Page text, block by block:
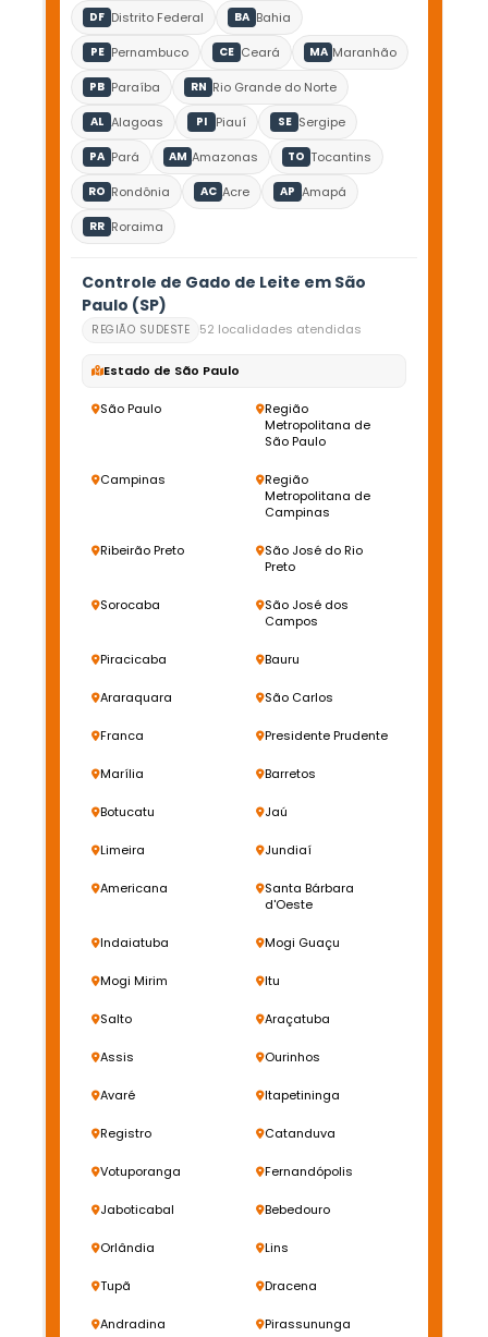
DF Distrito Federal BA Bahia
PE Pernambuco CE Ceará MA Maranhão
PB Paraíba RN Rio Grande do Norte
AL Alagoas PI Piauí SE Sergipe
PA Pará AM Amazonas TO Tocantins
RO Rondônia AC Acre AP Amapá
RR Roraima
Controle de Gado de Leite em São
Paulo (SP)
REGIÃO SUDESTE 52 localidades atendidas
Estado de São Paulo
São Paulo
Região
Metropolitana de
São Paulo
Campinas
Região
Metropolitana de
Campinas
Ribeirão Preto
São José do Rio
Preto
Sorocaba
São José dos
Campos
Piracicaba Bauru
Araraquara São Carlos
Franca Presidente Prudente
Marília Barretos
Botucatu Jaú
Limeira Jundiaí
Americana
Santa Bárbara
d'Oeste
Indaiatuba Mogi Guaçu
Mogi Mirim Itu
Salto Araçatuba
Assis Ourinhos
Avaré Itapetininga
Registro Catanduva
Votuporanga Fernandópolis
Jaboticabal Bebedouro
Orlândia Lins
Tupã Dracena
Andradina Pirassununga